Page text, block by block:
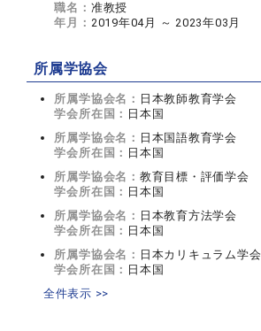
職名： 准教授
年月： 2019年04月 ～ 2023年03月
所属学協会
所属学協会名： 日本教師教育学会
学会所在国： 日本国
所属学協会名： 日本国語教育学会
学会所在国： 日本国
所属学協会名： 教育目標・評価学会
学会所在国： 日本国
所属学協会名： 日本教育方法学会
学会所在国： 日本国
所属学協会名： 日本カリキュラム学会
学会所在国： 日本国
全件表示 >>